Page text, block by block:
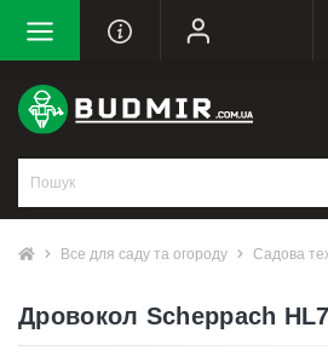
Все для саду та огороду Садова
Дровокол Scheppach